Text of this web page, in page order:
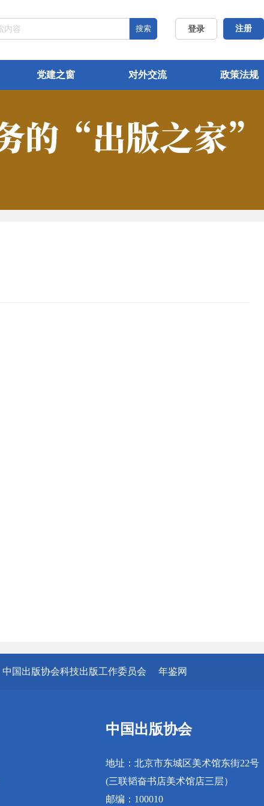
登录 注册
搜索
党建之窗 对外交流 政策法规
中国出版协会科技出版工作委员会 年鉴网
中国出版协会
地址：北京市东城区美术馆东街22号
(三联韬奋书店美术馆店三层）
邮编：100010